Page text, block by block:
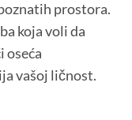
prostora.
koja voli da
oseća
vašoj ličnost.